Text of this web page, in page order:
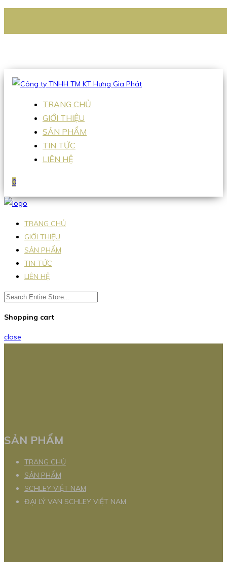
Hotline:0938 336 079
TRANG CHỦ
GIỚI THIỆU
SẢN PHẨM
TIN TỨC
LIÊN HỆ
0
TRANG CHỦ
GIỚI THIỆU
SẢN PHẨM
TIN TỨC
LIÊN HỆ
Shopping cart
close
SẢN PHẨM
TRANG CHỦ
SẢN PHẨM
SCHLEY VIỆT NAM
ĐẠI LÝ VAN SCHLEY VIỆT NAM